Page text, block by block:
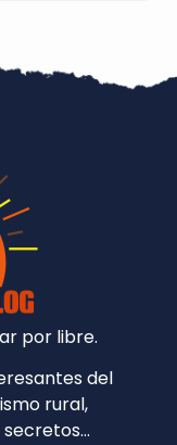
por libre.
del
rural,
secretos…